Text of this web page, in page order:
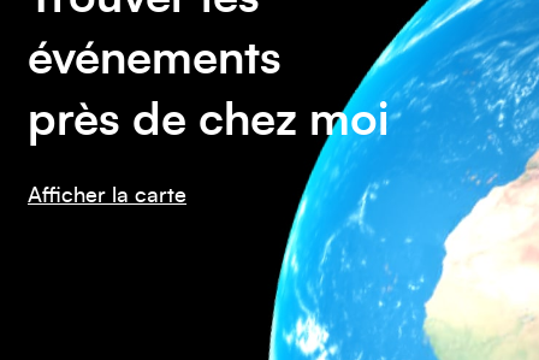
événements
près de chez moi
Afficher la carte
Caraïbes